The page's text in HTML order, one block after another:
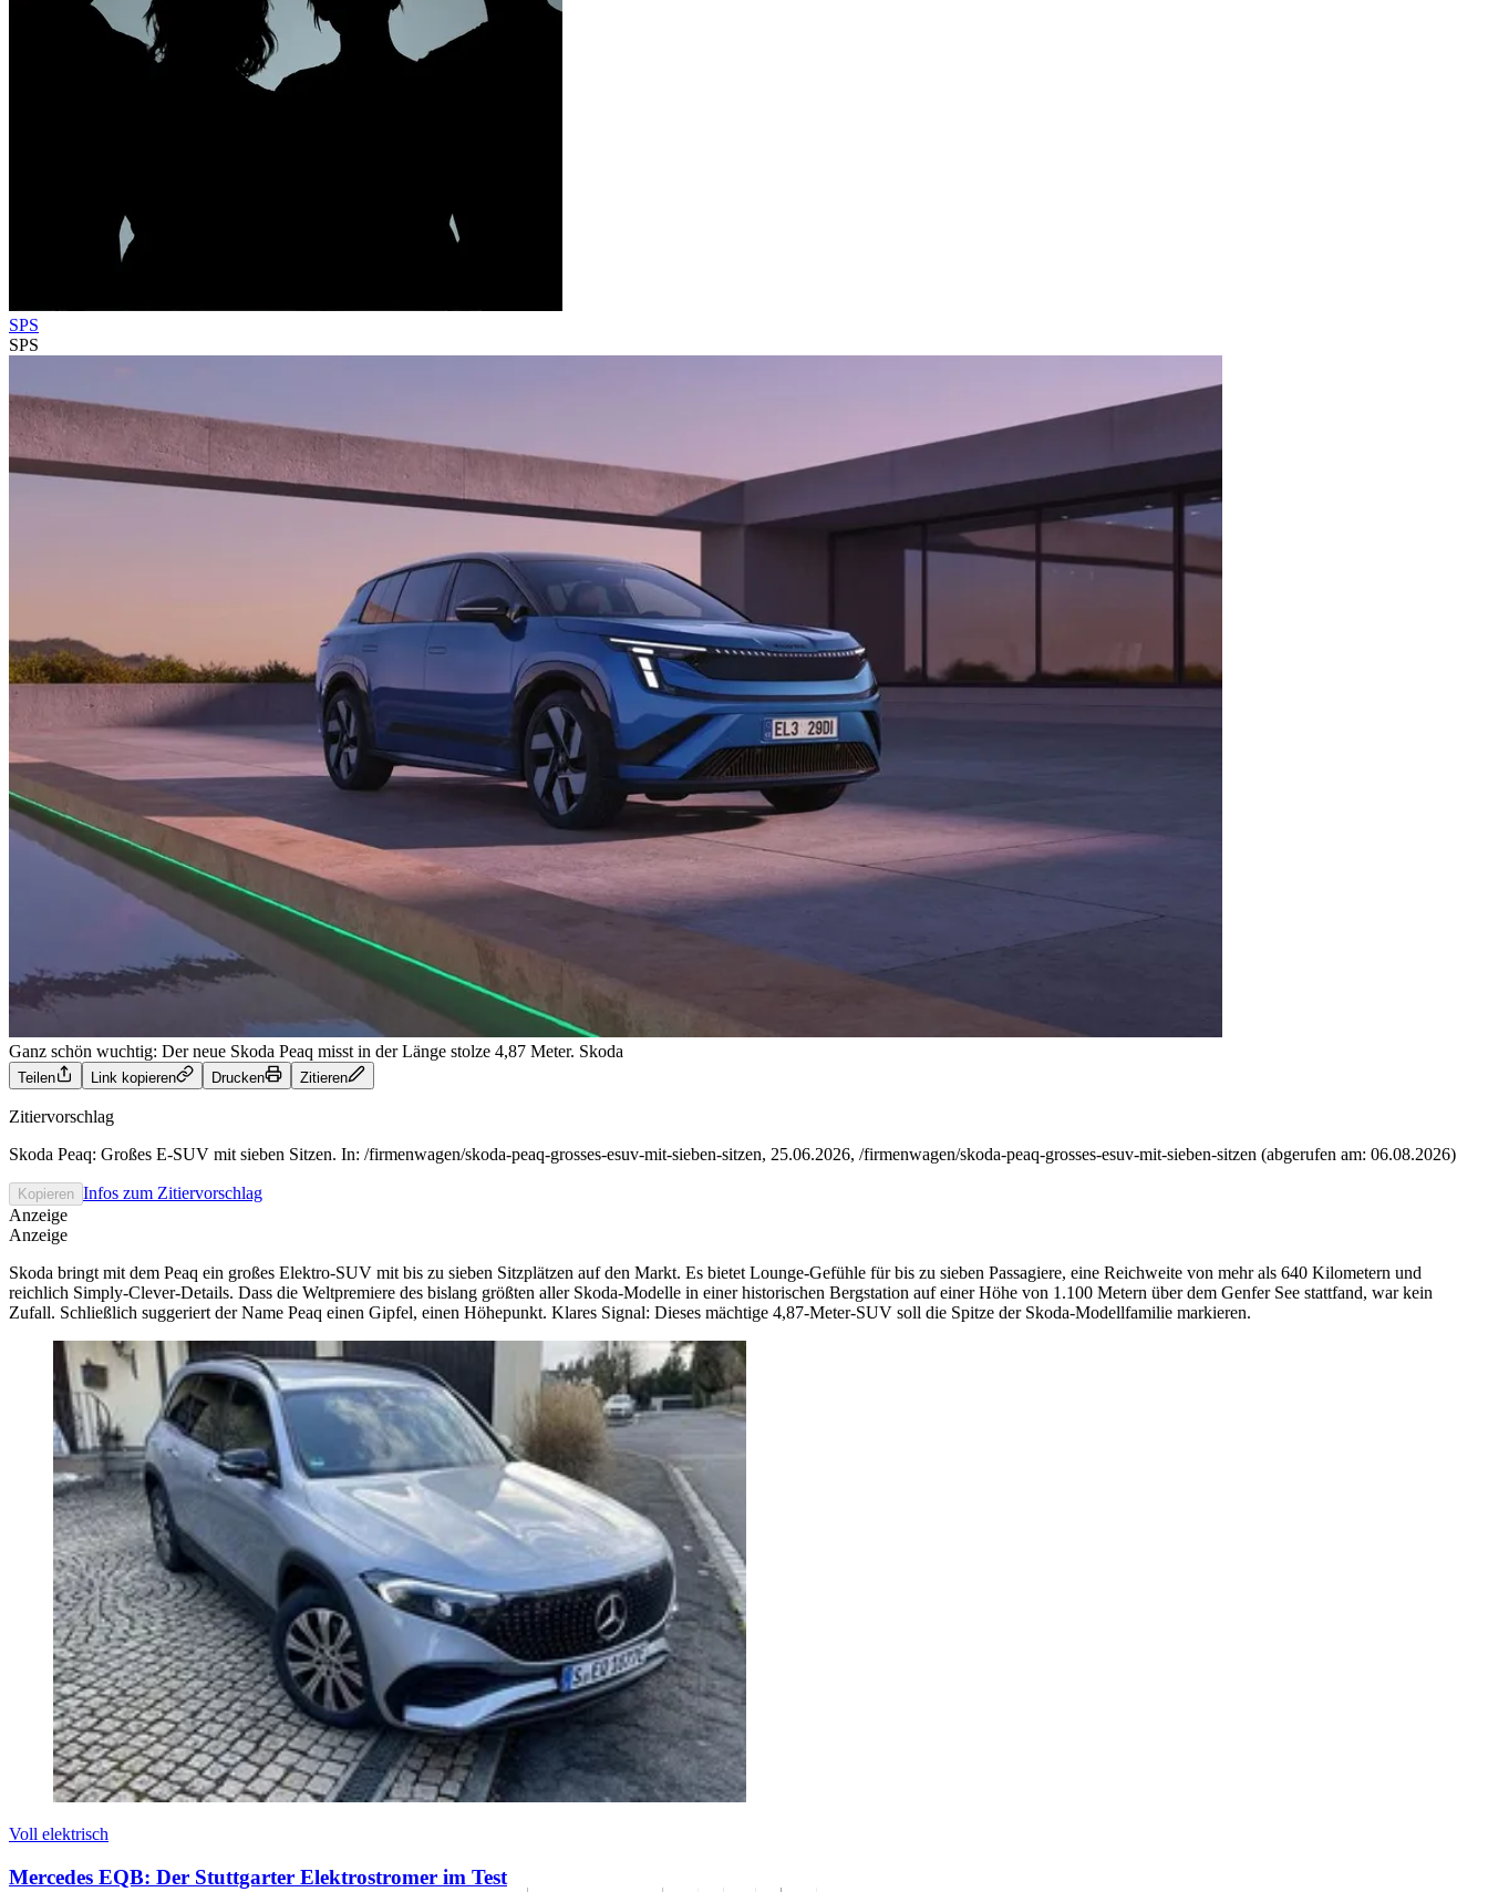
SPS
SPS
Ganz schön wuchtig: Der neue Skoda Peaq misst in der Länge stolze 4,87 Meter. Skoda
Teilen Link kopieren Drucken Zitieren
Zitiervorschlag
Skoda Peaq: Großes E‑SUV mit sieben Sitzen. In: /firmenwagen/skoda-peaq-grosses-esuv-mit-sieben-sitzen, 25.06.2026, /firmenwagen/skoda-peaq-grosses-esuv-mit-sieben-sitzen (abgerufen am: 06.08.2026)
Kopieren Infos zum Zitiervorschlag
Anzeige
Anzeige
Skoda bringt mit dem Peaq ein großes Elektro‑SUV mit bis zu sieben Sitzplätzen auf den Markt. Es bietet Lounge-Gefühle für bis zu sieben Passagiere, eine Reichweite von mehr als 640 Kilometern und
reichlich Simply-Clever-Details. Dass die Weltpremiere des bislang größten aller Skoda-Modelle in einer historischen Bergstation auf einer Höhe von 1.100 Metern über dem Genfer See stattfand, war kein
Zufall. Schließlich suggeriert der Name Peaq einen Gipfel, einen Höhepunkt. Klares Signal: Dieses mächtige 4,87-Meter-SUV soll die Spitze der Skoda-Modellfamilie markieren.
Voll elektrisch
Mercedes EQB: Der Stuttgarter Elektrostromer im Test